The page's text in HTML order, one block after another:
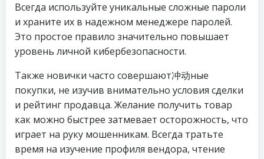
Всегда используйте уникальные сложные пароли
и храните их в надежном менеджере паролей.
Это простое правило значительно повышает
уровень личной кибербезопасности.
Также новички часто совершают冲动ные
покупки, не изучив внимательно условия сделки
и рейтинг продавца. Желание получить товар
как можно быстрее затмевает осторожность, что
играет на руку мошенникам. Всегда тратьте
время на изучение профиля вендора, чтение